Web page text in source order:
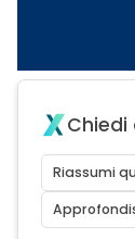
Chiedi
Riassumi